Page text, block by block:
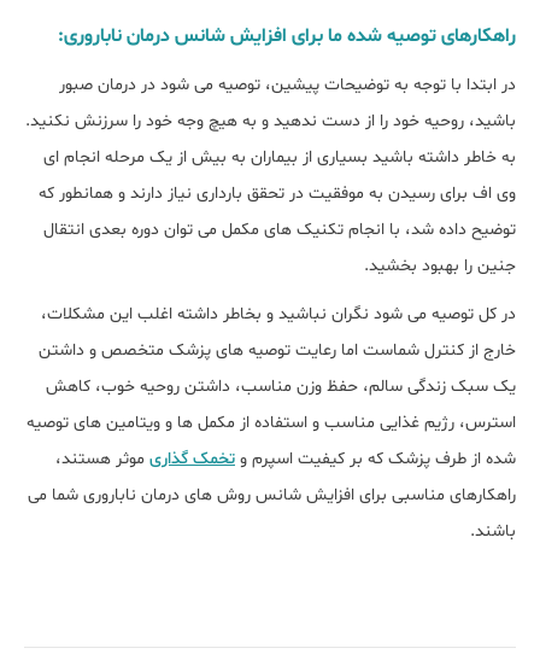
راهکارهای توصیه شده ما برای افزایش شانس درمان ناباروری:
در ابتدا با توجه به توضیحات پیشین، توصیه می شود در درمان صبور
باشید، روحیه خود را از دست ندهید و به ‎هیچ ‎وجه خود را سرزنش نکنید.
به خاطر داشته باشید بسیاری از بیماران به بیش از یک مرحله انجام ای
وی اف برای رسیدن به موفقیت در تحقق بارداری نیاز دارند و همانطور که
توضیح داده شد، با انجام تکنیک های مکمل می توان دوره بعدی انتقال
جنین را بهبود بخشید.
در کل توصیه می شود نگران نباشید و بخاطر داشته اغلب این مشکلات،
خارج از کنترل شماست اما رعایت توصیه های پزشک‎ متخصص و داشتن
یک سبک زندگی سالم، حفظ وزن مناسب، داشتن روحیه خوب، کاهش
استرس، رژیم غذایی مناسب و استفاده از مکمل ها و ویتامین های توصیه
شده از طرف پزشک که بر کیفیت اسپرم و تخمک گذاری موثر هستند،
راهکارهای مناسبی برای افزایش شانس روش های درمان ناباروری شما می
باشند.